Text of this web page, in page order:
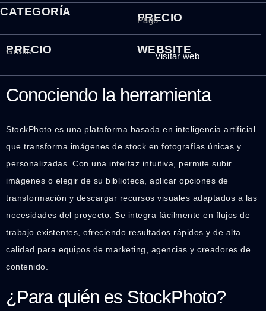
CATEGORÍA PRECIO
Pago
PRECIO
Gratis WEBSITE
Visitar web
Conociendo la herramienta
StockPhoto es una plataforma basada en inteligencia artificial
que transforma imágenes de stock en fotografías únicas y
personalizadas. Con una interfaz intuitiva, permite subir
imágenes o elegir de su biblioteca, aplicar opciones de
transformación y descargar recursos visuales adaptados a las
necesidades del proyecto. Se integra fácilmente en flujos de
trabajo existentes, ofreciendo resultados rápidos y de alta
calidad para equipos de marketing, agencias y creadores de
contenido.
¿Para quién es StockPhoto?